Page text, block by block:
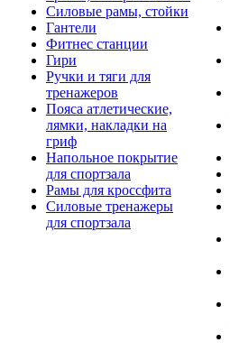
Силовые рамы, стойки
Гантели
Фитнес станции
Гири
Ручки и тяги для
тренажеров
Пояса атлетические,
лямки, накладки на
гриф
Напольное покрытие
для спортзала
Рамы для кроссфита
Силовые тренажеры
для спортзала